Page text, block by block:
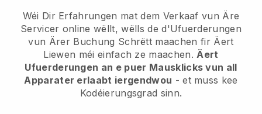
Wéi Dir Erfahrungen mat dem Verkaaf vun Äre
Servicer online wëllt, wëlls de d'Ufuerderungen
vun Ärer Buchung Schrëtt maachen fir Äert
Liewen méi einfach ze maachen. Äert
Ufuerderungen an e puer Mausklicks vun all
Apparater erlaabt iergendwou - et muss kee
Kodéierungsgrad sinn.